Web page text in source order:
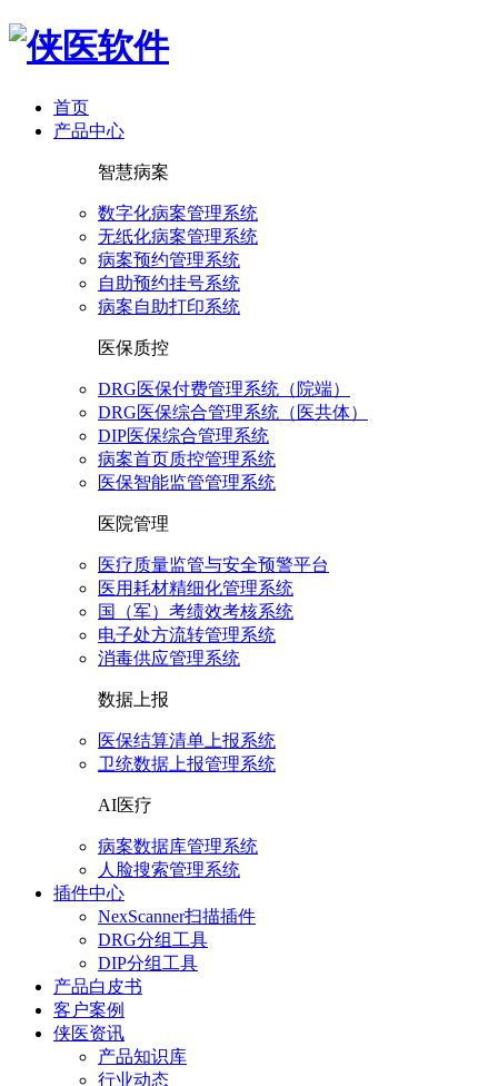
首页
产品中心
智慧病案
数字化病案管理系统
无纸化病案管理系统
病案预约管理系统
自助预约挂号系统
病案自助打印系统
医保质控
DRG医保付费管理系统（院端）
DRG医保综合管理系统（医共体）
DIP医保综合管理系统
病案首页质控管理系统
医保智能监管管理系统
医院管理
医疗质量监管与安全预警平台
医用耗材精细化管理系统
国（军）考绩效考核系统
电子处方流转管理系统
消毒供应管理系统
数据上报
医保结算清单上报系统
卫统数据上报管理系统
AI医疗
病案数据库管理系统
人脸搜索管理系统
插件中心
NexScanner扫描插件
DRG分组工具
DIP分组工具
产品白皮书
客户案例
侠医资讯
产品知识库
行业动态